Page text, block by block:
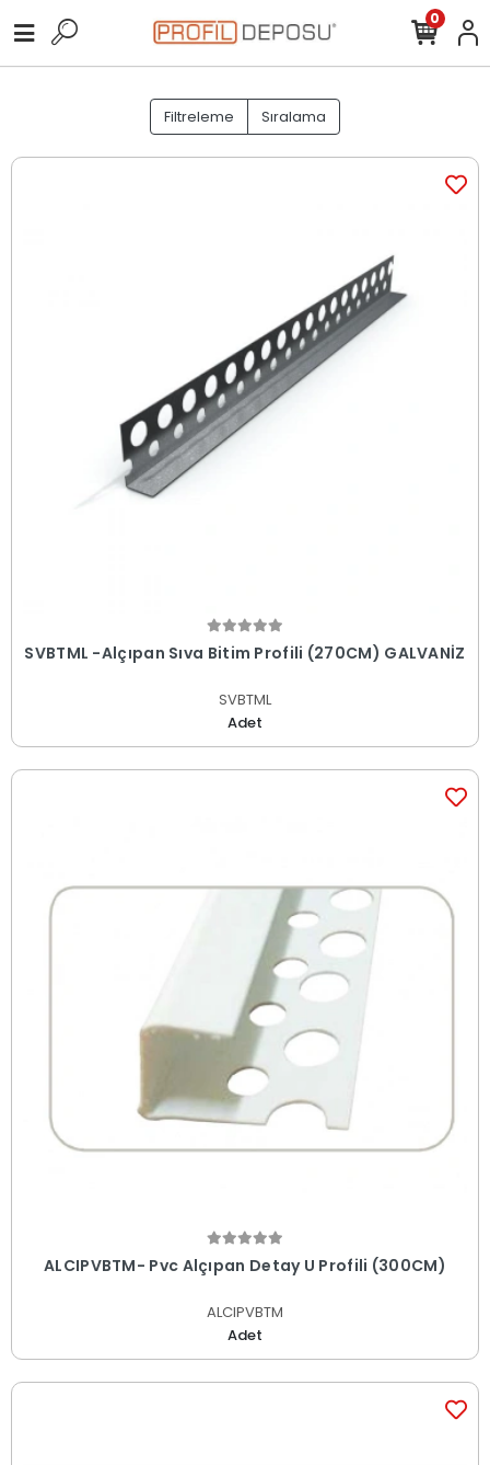
0
Filtreleme Sıralama
SVBTML -Alçıpan Sıva Bitim Profili (270CM) GALVANİZ
SVBTML
Adet
ALCIPVBTM- Pvc Alçıpan Detay U Profili (300CM)
ALCIPVBTM
Adet